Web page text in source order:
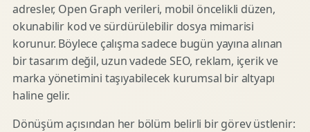
adresler, Open Graph verileri, mobil öncelikli düzen,
okunabilir kod ve sürdürülebilir dosya mimarisi
korunur. Böylece çalışma sadece bugün yayına alınan
bir tasarım değil, uzun vadede SEO, reklam, içerik ve
marka yönetimini taşıyabilecek kurumsal bir altyapı
haline gelir.
Dönüşüm açısından her bölüm belirli bir görev üstlenir: